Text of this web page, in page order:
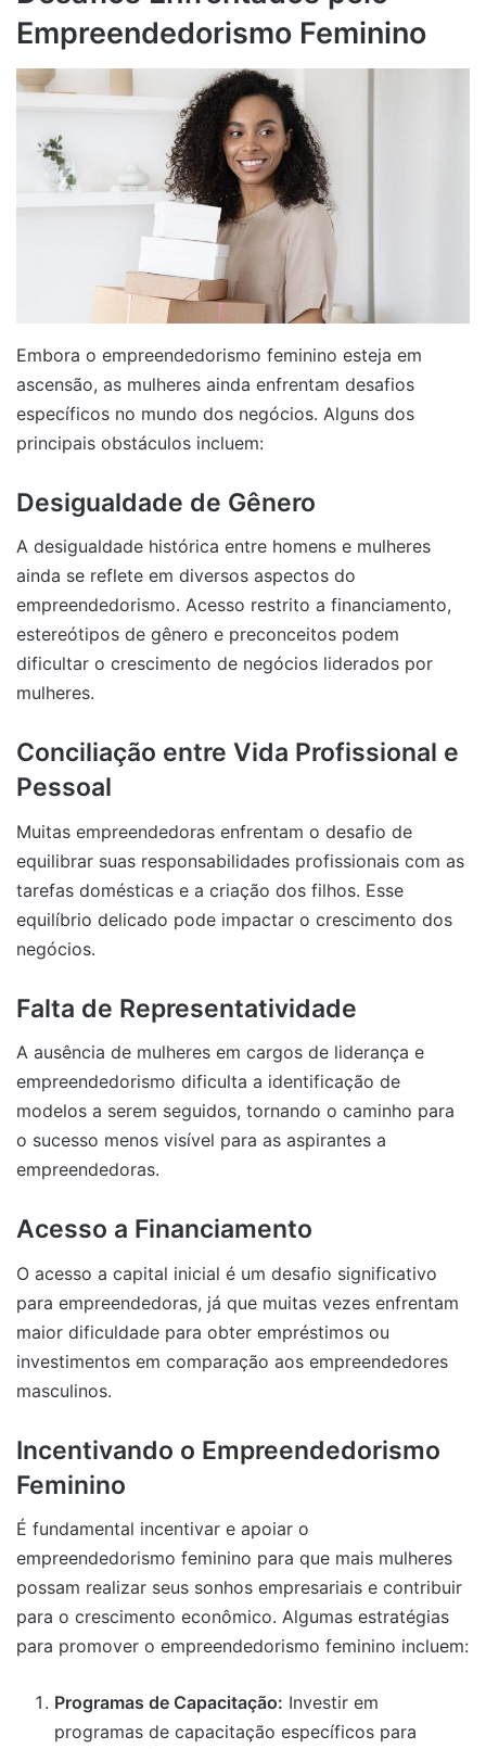
Empreendedorismo Feminino
Embora o empreendedorismo feminino esteja em
ascensão, as mulheres ainda enfrentam desafios
específicos no mundo dos negócios. Alguns dos
principais obstáculos incluem:
Desigualdade de Gênero
A desigualdade histórica entre homens e mulheres
ainda se reflete em diversos aspectos do
empreendedorismo. Acesso restrito a financiamento,
estereótipos de gênero e preconceitos podem
dificultar o crescimento de negócios liderados por
mulheres.
Conciliação entre Vida Profissional e
Pessoal
Muitas empreendedoras enfrentam o desafio de
equilibrar suas responsabilidades profissionais com as
tarefas domésticas e a criação dos filhos. Esse
equilíbrio delicado pode impactar o crescimento dos
negócios.
Falta de Representatividade
A ausência de mulheres em cargos de liderança e
empreendedorismo dificulta a identificação de
modelos a serem seguidos, tornando o caminho para
o sucesso menos visível para as aspirantes a
empreendedoras.
Acesso a Financiamento
O acesso a capital inicial é um desafio significativo
para empreendedoras, já que muitas vezes enfrentam
maior dificuldade para obter empréstimos ou
investimentos em comparação aos empreendedores
masculinos.
Incentivando o Empreendedorismo
Feminino
É fundamental incentivar e apoiar o
empreendedorismo feminino para que mais mulheres
possam realizar seus sonhos empresariais e contribuir
para o crescimento econômico. Algumas estratégias
para promover o empreendedorismo feminino incluem:
Programas de Capacitação: Investir em
programas de capacitação específicos para